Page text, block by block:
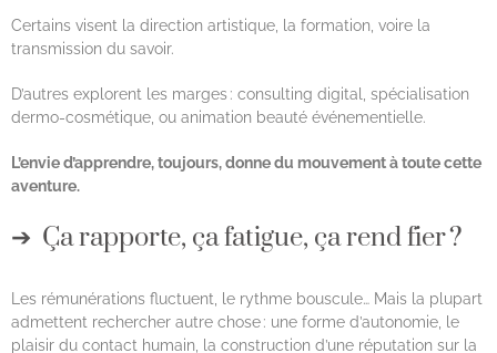
Certains visent la direction artistique, la formation, voire la
transmission du savoir.
D’autres explorent les marges : consulting digital, spécialisation
dermo-cosmétique, ou animation beauté événementielle.
L’envie d’apprendre, toujours, donne du mouvement à toute cette
aventure.
Ça rapporte, ça fatigue, ça rend fier ?
Les rémunérations fluctuent, le rythme bouscule… Mais la plupart
admettent rechercher autre chose : une forme d’autonomie, le
plaisir du contact humain, la construction d’une réputation sur la